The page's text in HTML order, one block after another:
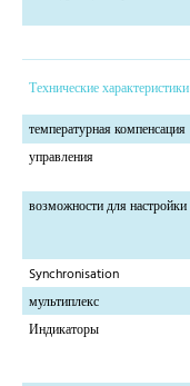
Технические
температурная компенсация
управления
возможности для настройки
Synchronisation
мультиплекс
Индикаторы